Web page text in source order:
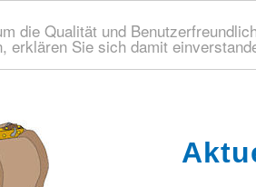
die Qualität und
erklären Sie sich damit